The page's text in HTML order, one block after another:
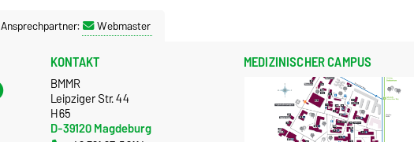
Ansprechpartner: Webmaster
KONTAKT
BMMR
Leipziger Str. 44
H65
D-39120 Magdeburg
MEDIZINISCHER CAMPUS